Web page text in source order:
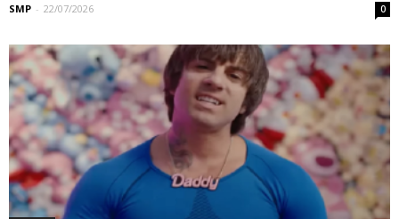
SMP - 22/07/2026 0